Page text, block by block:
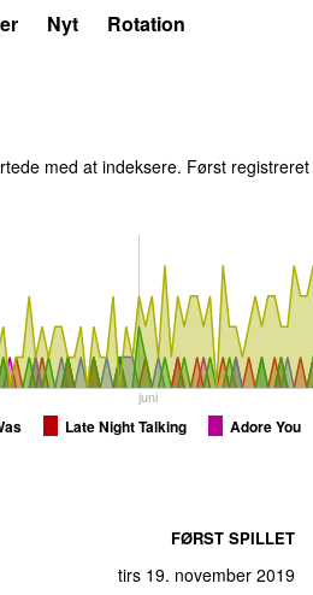
Nyt Rotation
med at indeksere. Først registreret
juni
Late Night Talking Adore You
FØRST SPILLET
tirs 19. november 2019